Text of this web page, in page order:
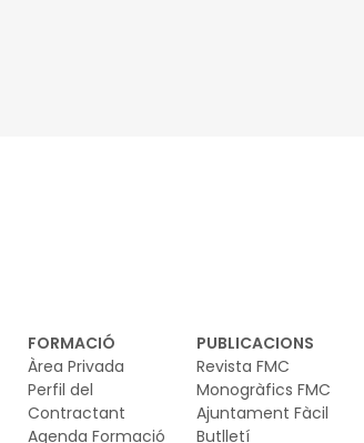
FORMACIÓ
Àrea Privada
Perfil del
Contractant
Agenda Formació
PUBLICACIONS
Revista FMC
Monogràfics FMC
Ajuntament Fàcil
Butlletí